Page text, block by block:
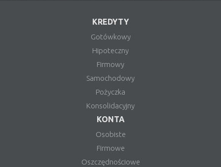
KREDYTY
Gotówkowy
Hipoteczny
Firmowy
Samochodowy
Pożyczka
Konsolidacyjny
KONTA
Osobiste
Firmowe
Oszczędnościowe